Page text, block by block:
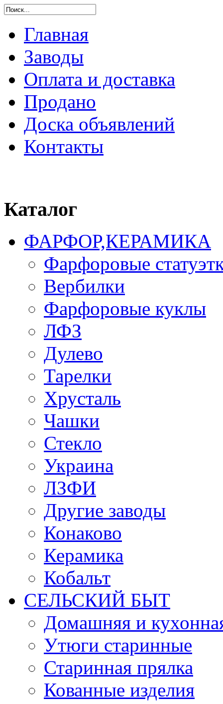
Главная
Заводы
Оплата и доставка
Продано
Доска объявлений
Контакты
Каталог
ФАРФОР,КЕРАМИКА
Фарфоровые
Вербилки
Фарфоровые куклы
ЛФЗ
Дулево
Тарелки
Хрусталь
Чашки
Стекло
Украина
ЛЗФИ
Другие заводы
Конаково
Керамика
Кобальт
СЕЛЬСКИЙ БЫТ
Домашняя и
Утюги старинные
Старинная прялка
Кованные изделия